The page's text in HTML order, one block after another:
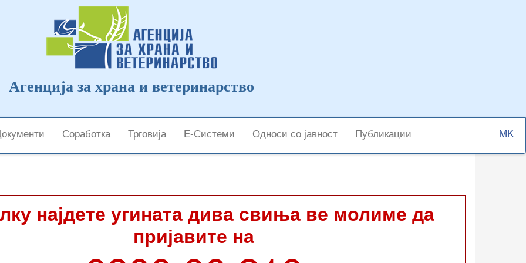
Агенција за храна и ветеринарство
Соработка Трговија Е-Системи Односи со јавност Публикации
Select
your
најдете угината дива свиња ве молиме да
пријавите на